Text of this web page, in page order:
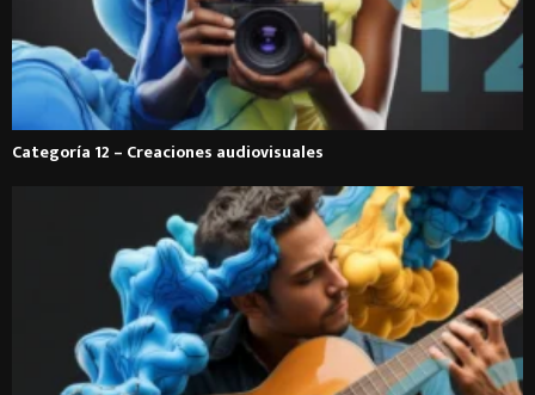
Categoría 12 – Creaciones audiovisuales